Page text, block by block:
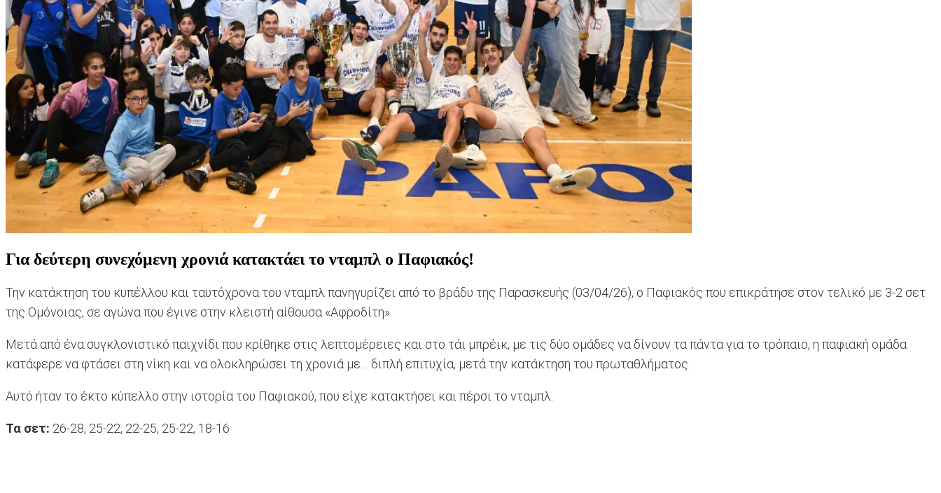
Για δεύτερη συνεχόμενη χρονιά κατακτάει το νταμπλ ο Παφιακός!
Την κατάκτηση του κυπέλλου και ταυτόχρονα του νταμπλ πανηγυρίζει από το βράδυ της Παρασκευής (03/04/26), ο Παφιακός που επικράτησε στον τελικό με 3-2 σετ
της Ομόνοιας, σε αγώνα που έγινε στην κλειστή αίθουσα «Αφροδίτη».
Μετά από ένα συγκλονιστικό παιχνίδι που κρίθηκε στις λεπτομέρειες και στο τάι μπρέικ, με τις δύο ομάδες να δίνουν τα πάντα για το τρόπαιο, η παφιακή ομάδα
κατάφερε να φτάσει στη νίκη και να ολοκληρώσει τη χρονιά με… διπλή επιτυχία, μετά την κατάκτηση του πρωταθλήματος.
Αυτό ήταν το έκτο κύπελλο στην ιστορία του Παφιακού, που είχε κατακτήσει και πέρσι το νταμπλ.
Τα σετ: 26-28, 25-22, 22-25, 25-22, 18-16